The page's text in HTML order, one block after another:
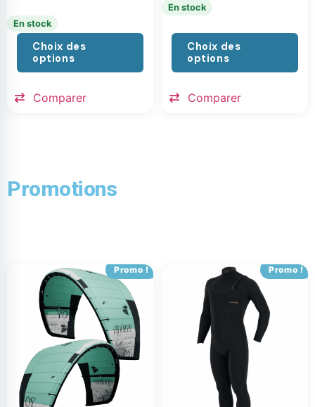
En stock
Choix des
options
Comparer
En stock
Choix des
options
Comparer
Promotions
Promo ! Promo !